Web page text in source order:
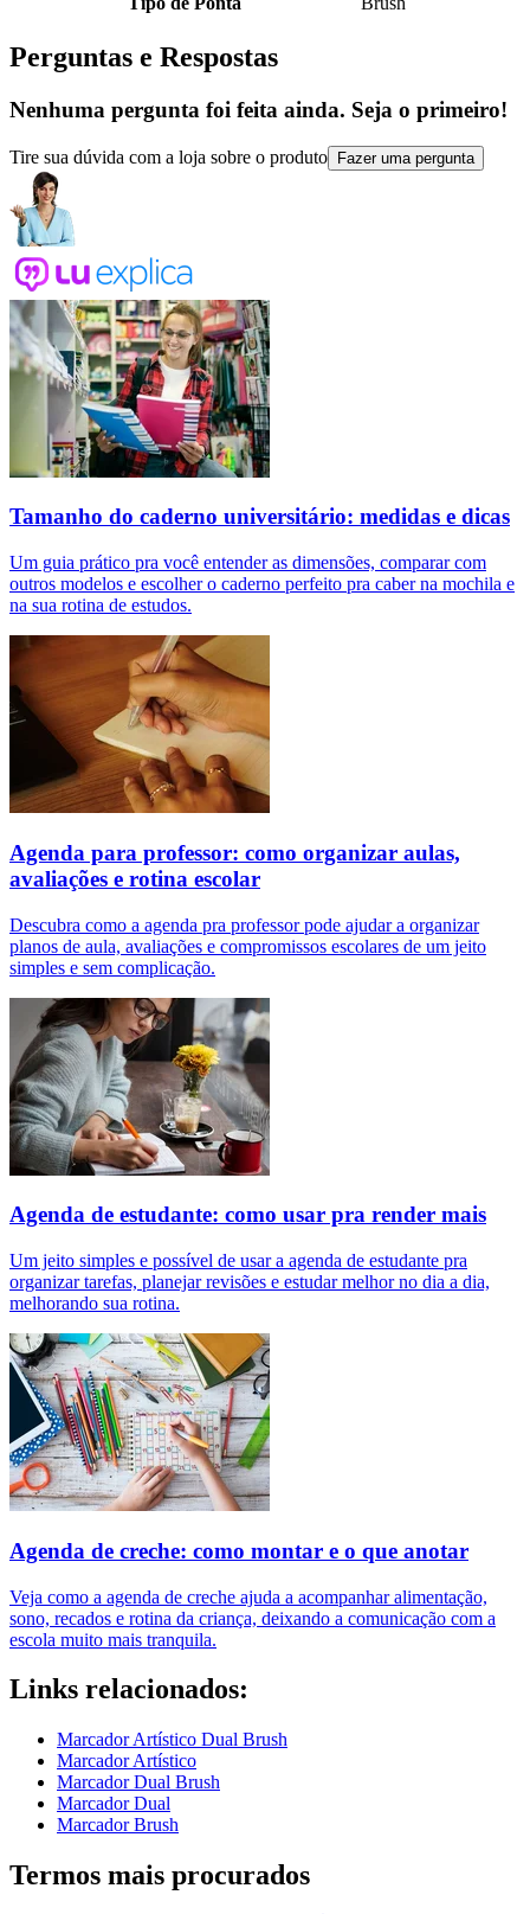
Perguntas e Respostas
Nenhuma pergunta foi feita ainda. Seja o primeiro!
Tire sua dúvida com a loja sobre o produto Fazer uma pergunta
Tamanho do caderno universitário: medidas e dicas
Um guia prático pra você entender as dimensões, comparar com
outros modelos e escolher o caderno perfeito pra caber na mochila e
na sua rotina de estudos.
Agenda para professor: como organizar aulas,
avaliações e rotina escolar
Descubra como a agenda pra professor pode ajudar a organizar
planos de aula, avaliações e compromissos escolares de um jeito
simples e sem complicação.
Agenda de estudante: como usar pra render mais
Um jeito simples e possível de usar a agenda de estudante pra
organizar tarefas, planejar revisões e estudar melhor no dia a dia,
melhorando sua rotina.
Agenda de creche: como montar e o que anotar
Veja como a agenda de creche ajuda a acompanhar alimentação,
sono, recados e rotina da criança, deixando a comunicação com a
escola muito mais tranquila.
Links relacionados:
Marcador Artístico Dual Brush
Marcador Artístico
Marcador Dual Brush
Marcador Dual
Marcador Brush
Termos mais procurados